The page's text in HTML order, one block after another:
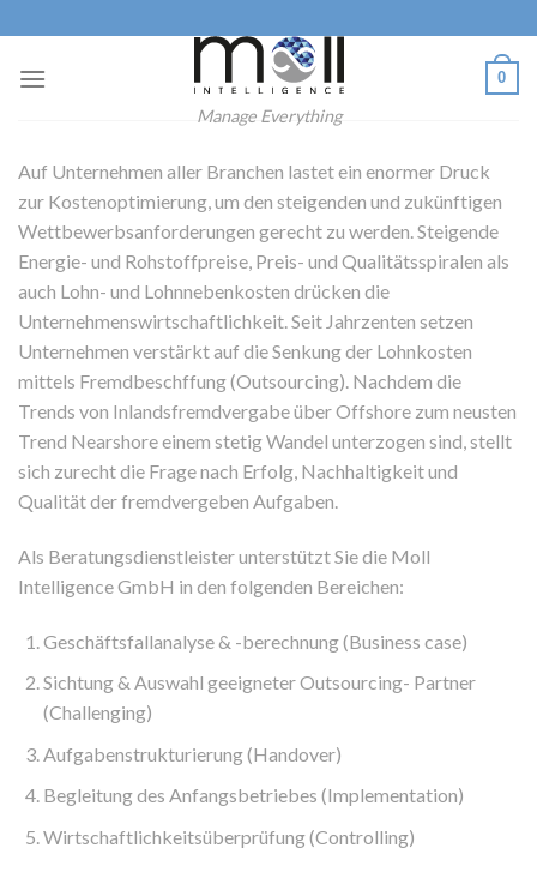
to
content
Manage Everything
0
Auf Unternehmen aller Branchen lastet ein enormer Druck
zur Kostenoptimierung, um den steigenden und zukünftigen
Wettbewerbsanforderungen gerecht zu werden. Steigende
Energie- und Rohstoffpreise, Preis- und Qualitätsspiralen als
auch Lohn- und Lohnnebenkosten drücken die
Unternehmenswirtschaftlichkeit. Seit Jahrzenten setzen
Unternehmen verstärkt auf die Senkung der Lohnkosten
mittels Fremdbeschffung (Outsourcing). Nachdem die
Trends von Inlandsfremdvergabe über Offshore zum neusten
Trend Nearshore einem stetig Wandel unterzogen sind, stellt
sich zurecht die Frage nach Erfolg, Nachhaltigkeit und
Qualität der fremdvergeben Aufgaben.
Als Beratungsdienstleister unterstützt Sie die Moll
Intelligence GmbH in den folgenden Bereichen:
Geschäftsfallanalyse & -berechnung (Business case)
Sichtung & Auswahl geeigneter Outsourcing- Partner
(Challenging)
Aufgabenstrukturierung (Handover)
Begleitung des Anfangsbetriebes (Implementation)
Wirtschaftlichkeitsüberprüfung (Controlling)